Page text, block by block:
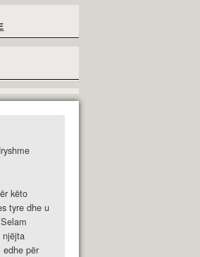
këto
tyre dhe u
edhe për